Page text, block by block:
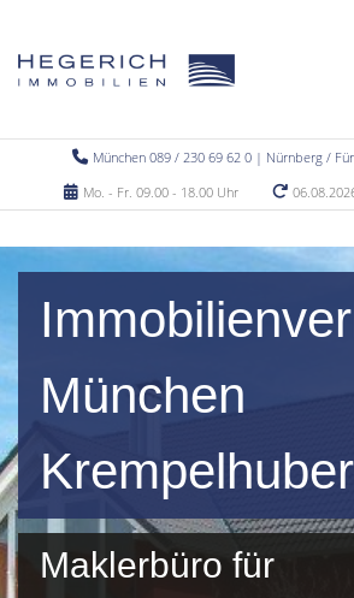
München 089 / 230 69 62 0 | Nürnberg /
Mo. - Fr. 09.00 - 18.00 Uhr
München
Maklerbüro für